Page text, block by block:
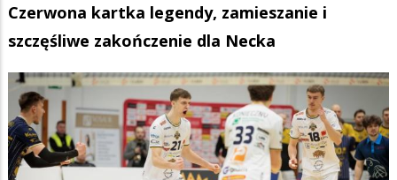
Czerwona kartka legendy, zamieszanie i
szczęśliwe zakończenie dla Necka